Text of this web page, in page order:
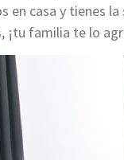
en casa y tienes
¡tu familia te lo